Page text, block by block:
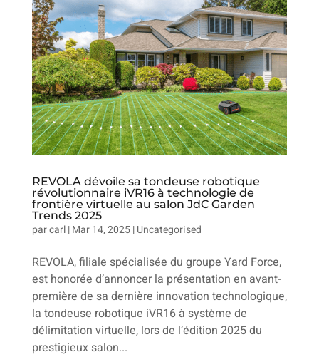
REVOLA dévoile sa tondeuse robotique
révolutionnaire iVR16 à technologie de
frontière virtuelle au salon JdC Garden
Trends 2025
parcarl|Mar 14, 2025|Uncategorised
REVOLA, filiale spécialisée du groupe Yard Force,
est honorée d’annoncer la présentation en avant-
première de sa dernière innovation technologique,
la tondeuse robotique iVR16 à système de
délimitation virtuelle, lors de l’édition 2025 du
prestigieux salon...